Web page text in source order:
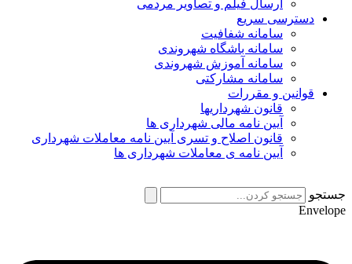
ارسال فیلم و تصاویر مردمی
دسترسی سریع
سامانه شفافیت
سامانه باشگاه شهروندی
سامانه آموزش شهروندی
سامانه مشارکتی
قوانین و مقررات
قانون شهرداریها
آیین نامه مالی شهرداری ها
قانون اصلاح و تسری آیین نامه معاملات شهرداری
آیین نامه ی معاملات شهرداری ها
جستجو
Envelope